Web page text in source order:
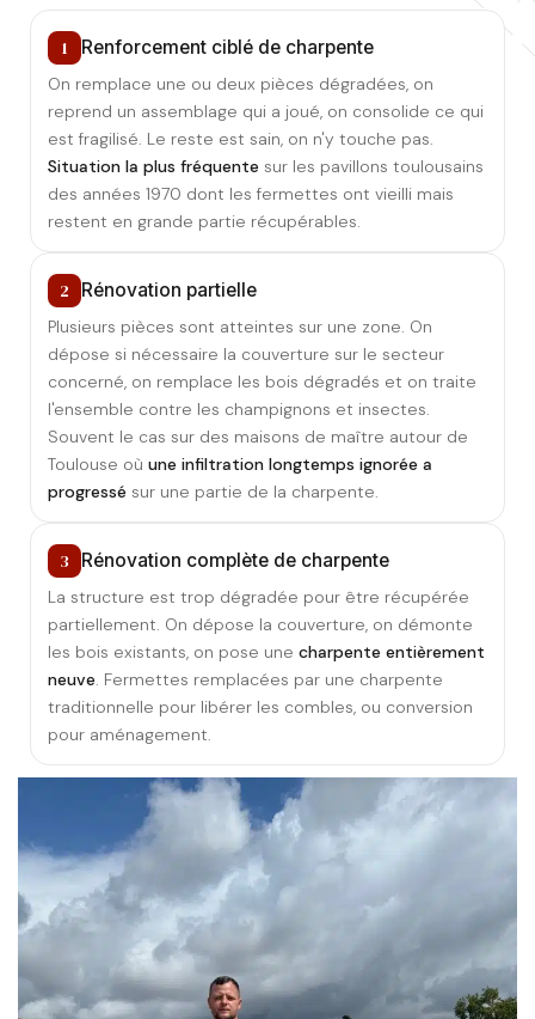
1 Renforcement ciblé de charpente
On remplace une ou deux pièces dégradées, on
reprend un assemblage qui a joué, on consolide ce qui
est fragilisé. Le reste est sain, on n'y touche pas.
Situation la plus fréquente sur les pavillons toulousains
des années 1970 dont les fermettes ont vieilli mais
restent en grande partie récupérables.
2 Rénovation partielle
Plusieurs pièces sont atteintes sur une zone. On
dépose si nécessaire la couverture sur le secteur
concerné, on remplace les bois dégradés et on traite
l'ensemble contre les champignons et insectes.
Souvent le cas sur des maisons de maître autour de
Toulouse où une infiltration longtemps ignorée a
progressé sur une partie de la charpente.
3 Rénovation complète de charpente
La structure est trop dégradée pour être récupérée
partiellement. On dépose la couverture, on démonte
les bois existants, on pose une charpente entièrement
neuve. Fermettes remplacées par une charpente
traditionnelle pour libérer les combles, ou conversion
pour aménagement.